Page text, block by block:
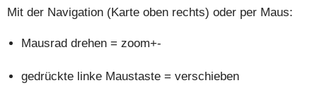
Mit der Navigation (Karte oben rechts) oder per Maus:
Mausrad drehen = zoom+-
gedrückte linke Maustaste = verschieben